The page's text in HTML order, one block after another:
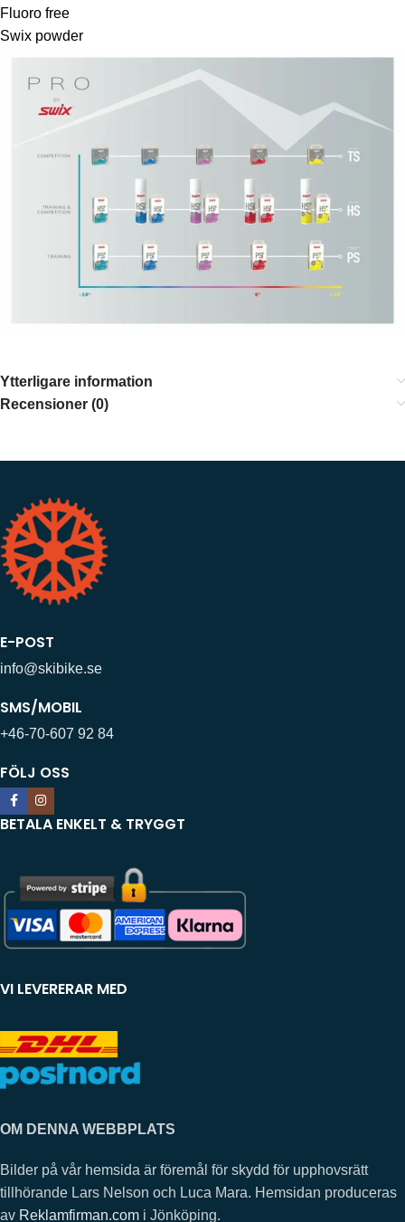
Fluoro free
Swix powder
Ytterligare information
Recensioner (0)
E-POST
info@skibike.se
SMS/MOBIL
+46-70-607 92 84
FÖLJ OSS
BETALA ENKELT & TRYGGT
VI LEVERERAR MED
OM DENNA WEBBPLATS
Bilder på vår hemsida är föremål för skydd för upphovsrätt
tillhörande Lars Nelson och Luca Mara. Hemsidan produceras
av Reklamfirman.com i Jönköping.